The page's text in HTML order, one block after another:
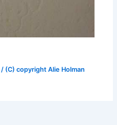
/ (C) copyrightAlie Holman